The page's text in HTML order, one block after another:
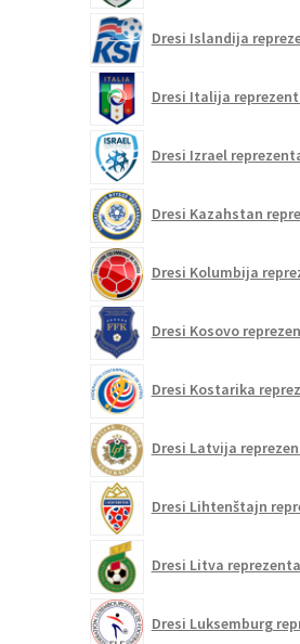
Dresi Islandija
Dresi Italija
Dresi Izrael
Dresi Kazahstan
Dresi Kolumbija
Dresi Kosovo
Dresi Kostarika
Dresi Latvija
Dresi Lihtenštajn
Dresi Litva
Dresi Luksemburg